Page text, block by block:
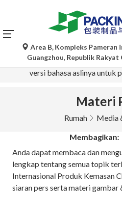
Terjemahan otomatis oleh
referensi dan mungkin tidak
versi bahasa aslinya untuk
Area B, Kompleks Pameran
Guangzhou, Republik Rakyat
Materi
Rumah Media
Membagikan:
Anda dapat membaca dan
lengkap tentang semua topik
Internasional Produk Kemasan
siaran pers serta materi gambar